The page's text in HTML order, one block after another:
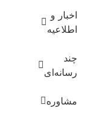
اخبار و
اطلاعیه
چند
رسانه‌ای
مشاوره